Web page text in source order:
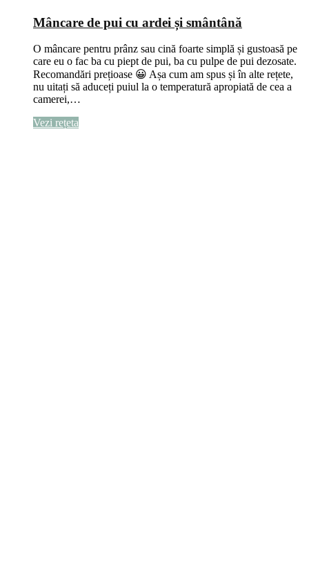
Mâncare de pui cu ardei și smântână
O mâncare pentru prânz sau cină foarte simplă și gustoasă pe
care eu o fac ba cu piept de pui, ba cu pulpe de pui dezosate.
Recomandări prețioase 😀 Așa cum am spus și în alte rețete,
nu uitați să aduceți puiul la o temperatură apropiată de cea a
camerei,…
Vezi rețeta